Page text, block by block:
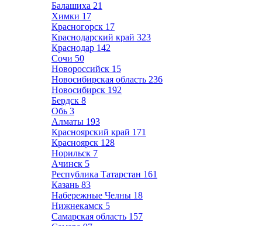
Балашиха 21
Химки 17
Красногорск 17
Краснодарский край 323
Краснодар 142
Сочи 50
Новороссийск 15
Новосибирская область 236
Новосибирск 192
Бердск 8
Обь 3
Алматы 193
Красноярский край 171
Красноярск 128
Норильск 7
Ачинск 5
Республика Татарстан 161
Казань 83
Набережные Челны 18
Нижнекамск 5
Самарская область 157